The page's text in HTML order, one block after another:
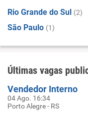
Rio Grande do Sul (2)
São Paulo (1)
Últimas vagas
Vendedor Interno
04 Ago. 16:34
Porto Alegre - RS